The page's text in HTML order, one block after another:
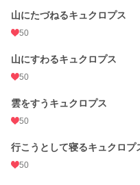
山にたづねるキュクロプス
50
山にすわるキュクロプス
50
雲をすうキュクロプス
50
行こうとして寝るキュクロプ
50